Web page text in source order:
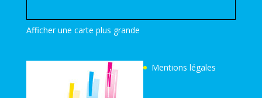
Afficher une carte plus grande
Mentions légales